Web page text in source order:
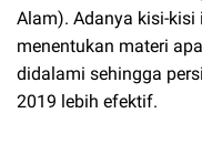
Alam). Adanya kisi-
menentukan materi
didalami sehingga
2019 lebih efektif.